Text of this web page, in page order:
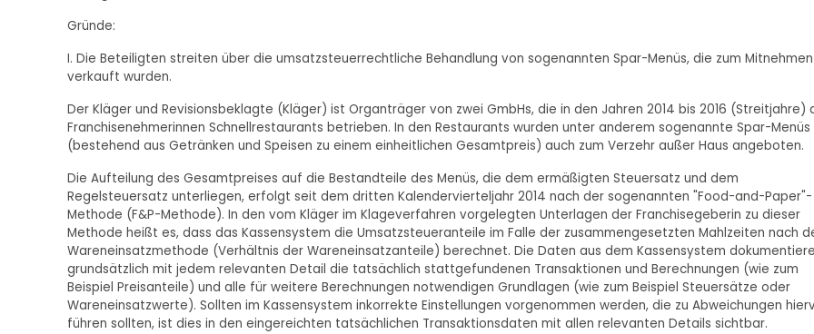
Gründe:
I. Die Beteiligten streiten über die umsatzsteuerrechtliche Behandlung von sogenannten Spar-Menüs, die zum Mitnehmen
verkauft wurden.
Der Kläger und Revisionsbeklagte (Kläger) ist Organträger von zwei GmbHs, die in den Jahren 2014 bis 2016 (Streitjahre)
Franchisenehmerinnen Schnellrestaurants betrieben. In den Restaurants wurden unter anderem sogenannte Spar-Menüs
(bestehend aus Getränken und Speisen zu einem einheitlichen Gesamtpreis) auch zum Verzehr außer Haus angeboten.
Die Aufteilung des Gesamtpreises auf die Bestandteile des Menüs, die dem ermäßigten Steuersatz und dem
Regelsteuersatz unterliegen, erfolgt seit dem dritten Kalendervierteljahr 2014 nach der sogenannten "Food-and-Paper"-
Methode (F&P-Methode). In den vom Kläger im Klageverfahren vorgelegten Unterlagen der Franchisegeberin zu dieser
Methode heißt es, dass das Kassensystem die Umsatzsteueranteile im Falle der zusammengesetzten Mahlzeiten nach
Wareneinsatzmethode (Verhältnis der Wareneinsatzanteile) berechnet. Die Daten aus dem Kassensystem
grundsätzlich mit jedem relevanten Detail die tatsächlich stattgefundenen Transaktionen und Berechnungen (wie zum
Beispiel Preisanteile) und alle für weitere Berechnungen notwendigen Grundlagen (wie zum Beispiel Steuersätze oder
Wareneinsatzwerte). Sollten im Kassensystem inkorrekte Einstellungen vorgenommen werden, die zu Abweichungen
führen sollten, ist dies in den eingereichten tatsächlichen Transaktionsdaten mit allen relevanten Details sichtbar.